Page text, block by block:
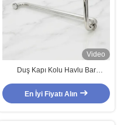
Video
Duş Kapı Kolu Havlu Bar
Cam Kapı Kolu
En İyi Fiyatı Alın